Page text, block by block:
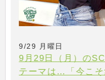
9/29 月曜日
9月29日（月）の
テーマは…「今こそ